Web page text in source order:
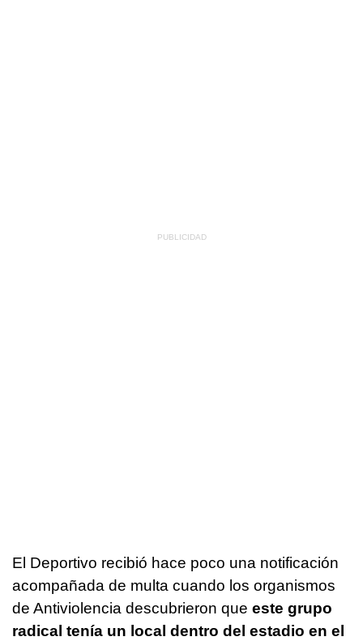
El Deportivo recibió hace poco una notificación
acompañada de multa cuando los organismos
de Antiviolencia descubrieron que este grupo
radical tenía un local dentro del estadio en el